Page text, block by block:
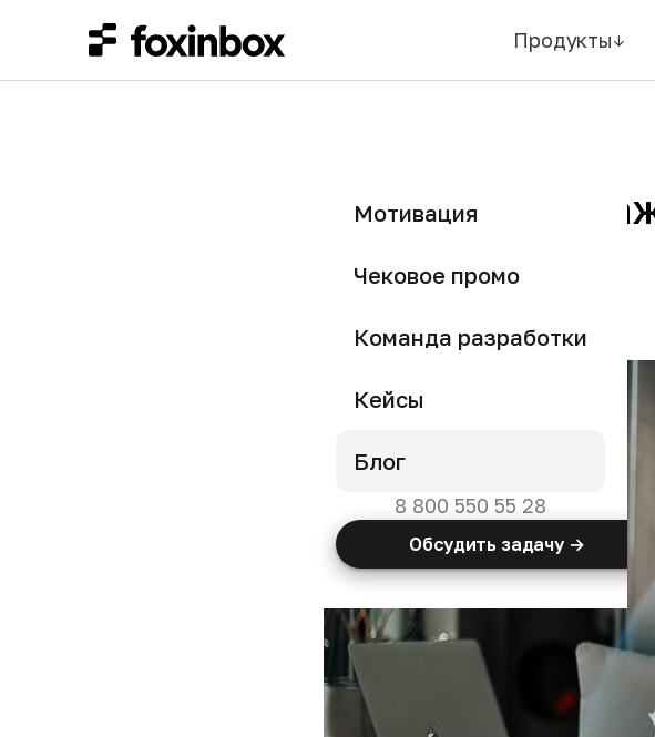
Продукты↓
Мотивация
Чековое промо
Команда разработки
Кейсы
Блог
8 800 550 55 28
Обсудить задачу →
Скрипты
эффективно?